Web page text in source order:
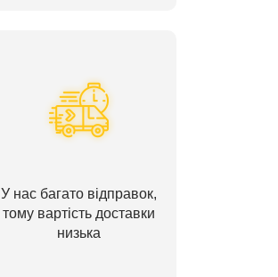
У нас багато відправок,
тому вартість доставки
низька